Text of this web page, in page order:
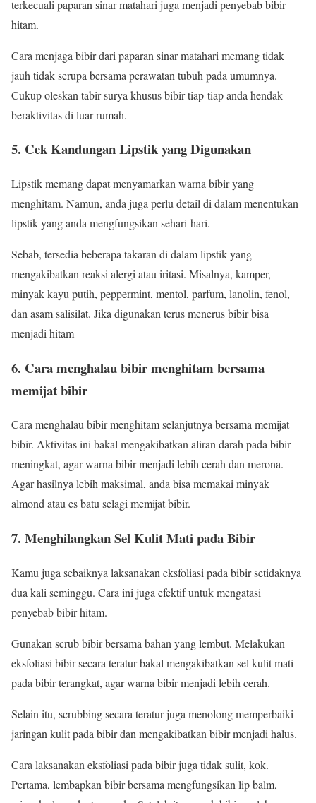
terkecuali paparan sinar matahari juga menjadi penyebab bibir
hitam.
Cara menjaga bibir dari paparan sinar matahari memang tidak
jauh tidak serupa bersama perawatan tubuh pada umumnya.
Cukup oleskan tabir surya khusus bibir tiap-tiap anda hendak
beraktivitas di luar rumah.
5. Cek Kandungan Lipstik yang Digunakan
Lipstik memang dapat menyamarkan warna bibir yang
menghitam. Namun, anda juga perlu detail di dalam menentukan
lipstik yang anda mengfungsikan sehari-hari.
Sebab, tersedia beberapa takaran di dalam lipstik yang
mengakibatkan reaksi alergi atau iritasi. Misalnya, kamper,
minyak kayu putih, peppermint, mentol, parfum, lanolin, fenol,
dan asam salisilat. Jika digunakan terus menerus bibir bisa
menjadi hitam
6. Cara menghalau bibir menghitam bersama
memijat bibir
Cara menghalau bibir menghitam selanjutnya bersama memijat
bibir. Aktivitas ini bakal mengakibatkan aliran darah pada bibir
meningkat, agar warna bibir menjadi lebih cerah dan merona.
Agar hasilnya lebih maksimal, anda bisa memakai minyak
almond atau es batu selagi memijat bibir.
7. Menghilangkan Sel Kulit Mati pada Bibir
Kamu juga sebaiknya laksanakan eksfoliasi pada bibir setidaknya
dua kali seminggu. Cara ini juga efektif untuk mengatasi
penyebab bibir hitam.
Gunakan scrub bibir bersama bahan yang lembut. Melakukan
eksfoliasi bibir secara teratur bakal mengakibatkan sel kulit mati
pada bibir terangkat, agar warna bibir menjadi lebih cerah.
Selain itu, scrubbing secara teratur juga menolong memperbaiki
jaringan kulit pada bibir dan mengakibatkan bibir menjadi halus.
Cara laksanakan eksfoliasi pada bibir juga tidak sulit, kok.
Pertama, lembapkan bibir bersama mengfungsikan lip balm,